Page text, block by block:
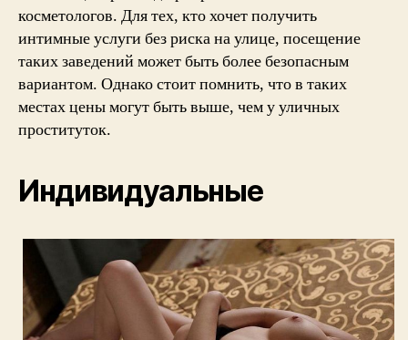
косметологов. Для тех, кто хочет получить
интимные услуги без риска на улице, посещение
таких заведений может быть более безопасным
вариантом. Однако стоит помнить, что в таких
местах цены могут быть выше, чем у уличных
проституток.
Индивидуальные